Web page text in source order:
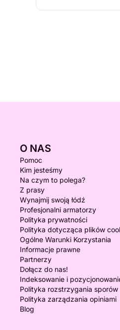
O NAS
Pomoc
Kim jesteśmy
Na czym to polega?
Z prasy
Wynajmij swoją łódź
Profesjonalni armatorzy
Polityka prywatności
Polityka dotycząca plików
Ogólne Warunki Korzystania
Informacje prawne
Partnerzy
Dołącz do nas!
Indeksowanie i
Polityka rozstrzygania sporów
Polityka zarządzania opiniami
Blog